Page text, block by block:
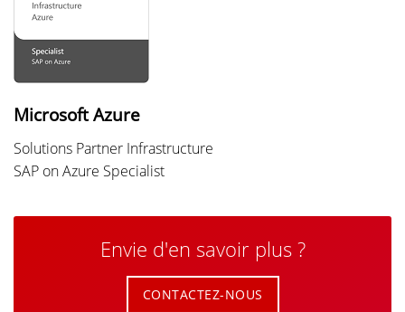
Microsoft Azure
Solutions Partner Infrastructure
SAP on Azure Specialist
Envie d'en savoir plus ?
CONTACTEZ-NOUS